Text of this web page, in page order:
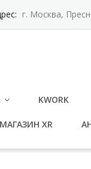
г. Москва,
KWORK
МАГАЗИН XR